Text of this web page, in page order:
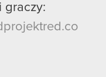
graczy: